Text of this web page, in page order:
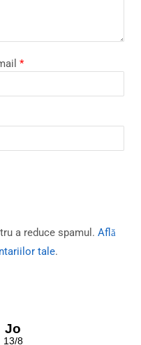
*
a reduce spamul. Află
tale.